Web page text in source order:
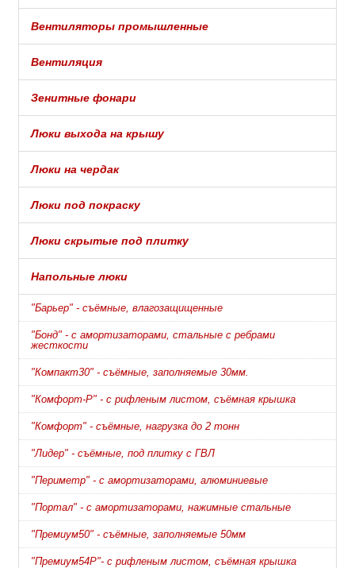
Вентиляторы промышленные
Вентиляция
Зенитные фонари
Люки выхода на крышу
Люки на чердак
Люки под покраску
Люки скрытые под плитку
Напольные люки
"Барьер" - съёмные, влагозащищенные
"Бонд" - с амортизаторами, стальные с ребрами
жесткости
"Компакт30" - съёмные, заполняемые 30мм.
"Комфорт-Р" - с рифленым листом, съёмная крышка
"Комфорт" - съёмные, нагрузка до 2 тонн
"Лидер" - съёмные, под плитку с ГВЛ
"Периметр" - с амортизаторами, алюминиевые
"Портал" - с амортизаторами, нажимные стальные
"Премиум50" - съёмные, заполняемые 50мм
"Премиум54Р"- с рифленым листом, съёмная крышка